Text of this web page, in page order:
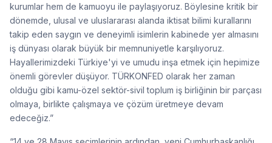
kurumlar hem de kamuoyu ile paylaşıyoruz. Böylesine kritik bir
dönemde, ulusal ve uluslararası alanda iktisat bilimi kurallarını
takip eden saygın ve deneyimli isimlerin kabinede yer almasını
iş dünyası olarak büyük bir memnuniyetle karşılıyoruz.
Hayallerimizdeki Türkiye'yi ve umudu inşa etmek için hepimize
önemli görevler düşüyor. TÜRKONFED olarak her zaman
olduğu gibi kamu-özel sektör-sivil toplum iş birliğinin bir parçası
olmaya, birlikte çalışmaya ve çözüm üretmeye devam
edeceğiz.”